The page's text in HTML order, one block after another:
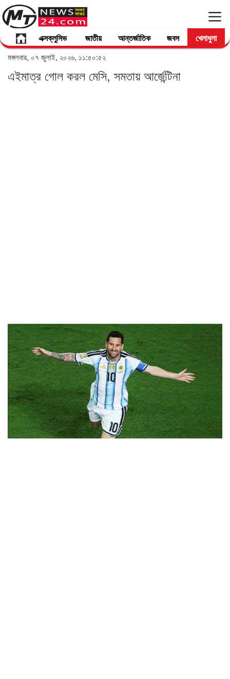
এক্সক্লুসিভ জাতীয় আন্তর্জাতিক জবস খেলাধুলা
মঙ্গলবার, ০৭ জুলাই, ২০২৬, ১১:৫০:৫২
এইমাত্র গোল করল মেসি, সমতায় আর্জেন্টিনা